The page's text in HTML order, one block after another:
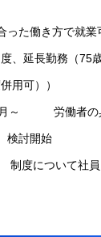
た働き方で就業
、延長勤務（75
用可））
月～ 労働者の
検討開始
制度について社員